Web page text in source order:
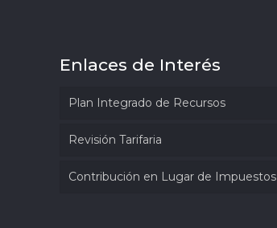
Enlaces de Interés
Plan Integrado de Recursos
Revisión Tarifaria
Contribución en Lugar de Impuestos